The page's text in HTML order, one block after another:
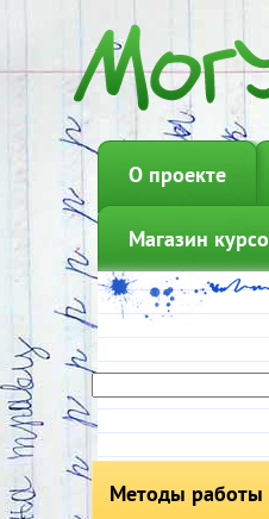
О проекте
Магазин
Методы работы